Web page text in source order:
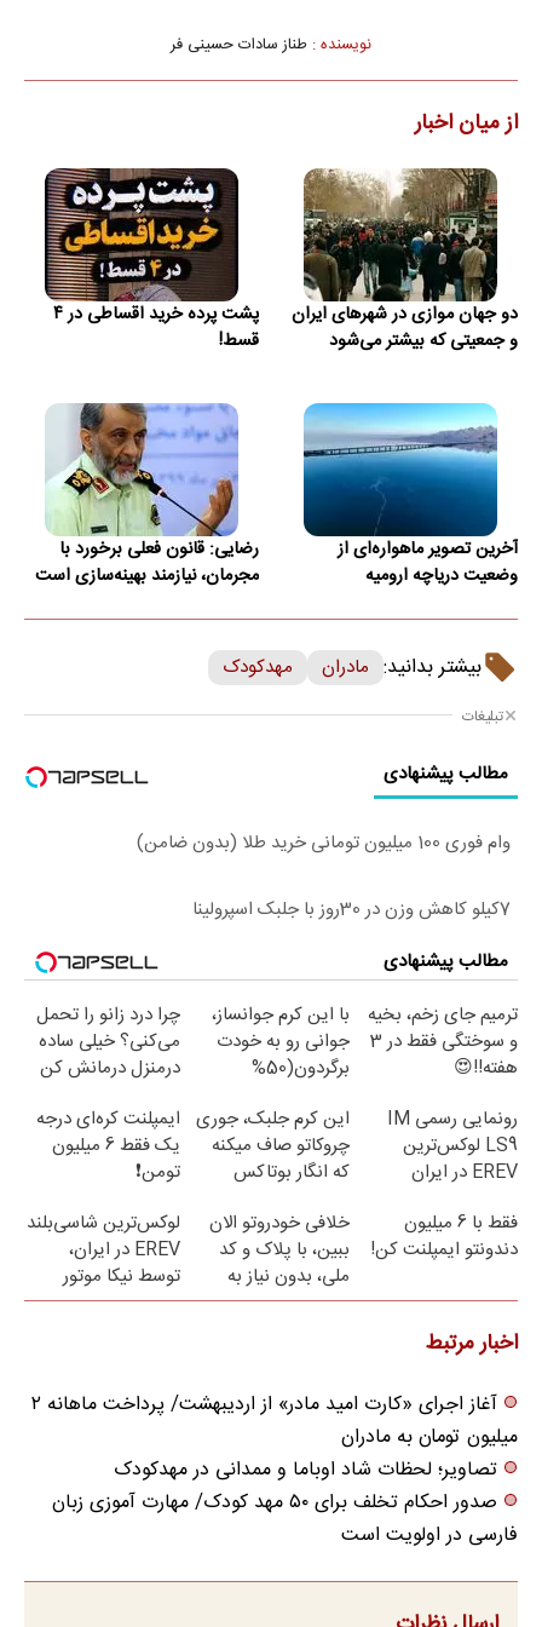
نویسنده : طناز سادات حسینی فر
از میان اخبار
دو جهان موازی در شهرهای ایران
و جمعیتی که بیشتر می‌شود
پشت پرده خرید اقساطی در ۴
قسط!
آخرین تصویر ماهواره‌ای از
وضعیت دریاچه ارومیه
رضایی: قانون فعلی برخورد با
مجرمان، نیازمند بهینه‌سازی است
بیشتر بدانید: مادران مهدکودک
تبلیغات
مطالب پیشنهادی
وام فوری 100 میلیون تومانی خرید طلا (بدون ضامن)
7کیلو کاهش وزن در 30روز با جلبک اسپرولینا
مطالب پیشنهادی
ترمیم جای زخم، بخیه
و سوختگی فقط در 3
هفته!!😍
با این کرم جوانساز،
جوانی رو به خودت
برگردون(50%
چرا درد زانو را تحمل
می‌کنی؟ خیلی ساده
درمنزل درمانش کن
رونمایی رسمی IM
LS9 لوکس‌ترین
EREV در ایران
این کرم جلبک، جوری
چروکاتو صاف میکنه
که انگار بوتاکس
ایمپلنت کره‌ای درجه
یک فقط 6 میلیون
تومن❗
فقط با 6 میلیون
دندونتو ایمپلنت کن!
خلافی خودروتو الان
ببین، با پلاک و کد
ملی، بدون نیاز به
مراجعه حضوری
لوکس‌ترین شاسی‌بلند
EREV در ایران،
توسط نیکا موتور
رونمایی شد!
اخبار مرتبط
آغاز اجرای «کارت امید مادر» از اردیبهشت/ پرداخت ماهانه ۲
میلیون تومان به مادران
تصاویر؛ لحظات شاد اوباما و ممدانی در مهدکودک
صدور احکام تخلف برای ۵۰ مهد کودک/ مهارت آموزی زبان
فارسی در اولویت است